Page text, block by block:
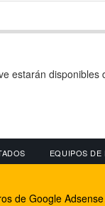
estarán disponibles
EQUIPOS DE
Facebook
de Google